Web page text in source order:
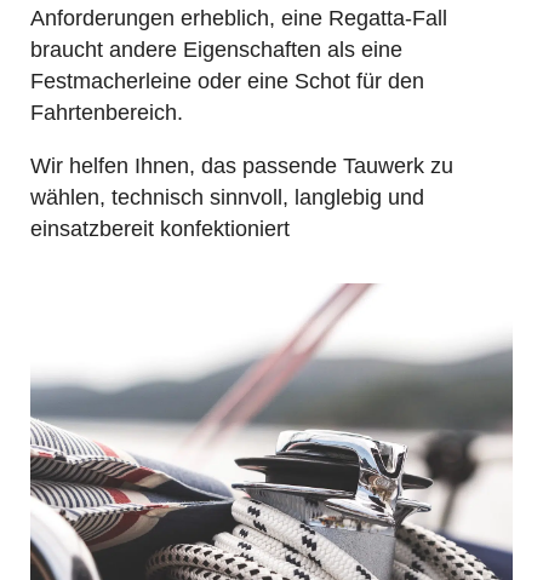
Anforderungen erheblich, eine Regatta-Fall
braucht andere Eigenschaften als eine
Festmacherleine oder eine Schot für den
Fahrtenbereich.
Wir helfen Ihnen, das passende Tauwerk zu
wählen, technisch sinnvoll, langlebig und
einsatzbereit konfektioniert